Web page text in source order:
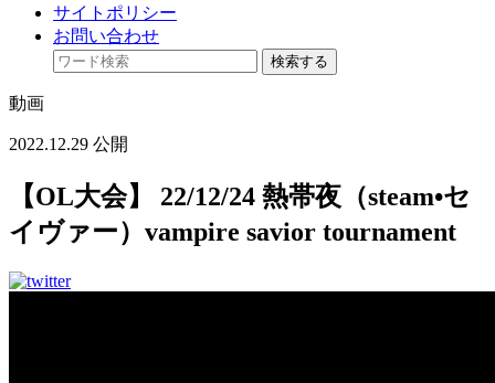
サイトポリシー
お問い合わせ
検索する
動画
2022.12.29 公開
【OL大会】 22/12/24 熱帯夜（steam•セ
イヴァー）vampire savior tournament